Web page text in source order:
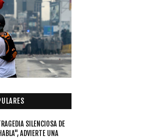
SILENCIOSA DE
ADVIERTE UNA